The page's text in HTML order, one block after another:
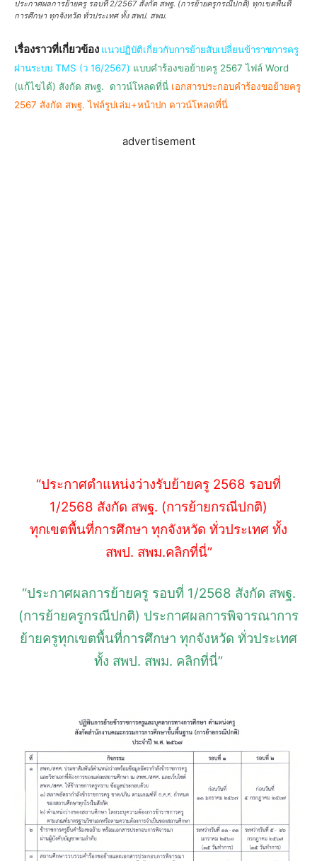
ประกาศผลการย้ายครู รอบที่ 2/2567 สังกัด สพฐ. (การย้ายครูกรณีปกติ) ทุกเขตพื้นที่
การศึกษา ทุกจังหวัด ทั่วประเทศ ทั้ง สพป. สพม.
เรื่องราวที่เกี่ยวข้อง แนวปฏิบัติเกี่ยวกับการย้ายสับเปลี่ยนข้าราชการครู
ผ่านระบบ TMS (ว 16/2567) แบบคำร้องขอย้ายครู 2567 ไฟล์ Word
(แก้ไขได้) สังกัด สพฐ. ดาวน์โหลดที่นี่ เอกสารประกอบคำร้องขอย้ายครู
2567 สังกัด สพฐ.ไฟล์รูปเล่ม+หน้าปก ดาวน์โหลดที่นี่
advertisement
“ประกาศตำแหน่งว่างรับย้ายครู 2568 รอบที่
1/2568 สังกัด สพฐ. (การย้ายกรณีปกติ)
ทุกเขตพื้นที่การศึกษา ทุกจังหวัด ทั่วประเทศ ทั้ง
สพป. สพม.คลิกที่นี่”
“ประกาศผลการย้ายครู รอบที่ 1/2568 สังกัด สพฐ.
(การย้ายครูกรณีปกติ) ประกาศผลการพิจารณาการ
ย้ายครูทุกเขตพื้นที่การศึกษา ทุกจังหวัด ทั่วประเทศ
ทั้ง สพป. สพม. คลิกที่นี่”